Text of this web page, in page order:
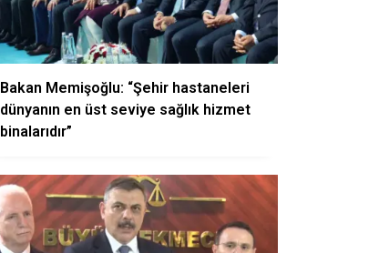
Bakan Memişoğlu: “Şehir hastaneleri
dünyanın en üst seviye sağlık hizmet
binalarıdır”